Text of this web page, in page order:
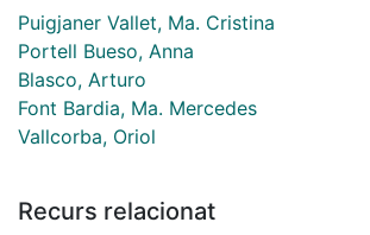
Puigjaner Vallet, Ma. Cristina
Portell Bueso, Anna
Blasco, Arturo
Font Bardia, Ma. Mercedes
Vallcorba, Oriol
Recurs relacionat